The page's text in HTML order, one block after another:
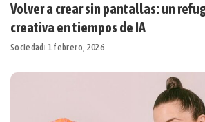
Volver a crear sin pantallas: un
creativa en tiempos de IA
Sociedad 1 febrero, 2026